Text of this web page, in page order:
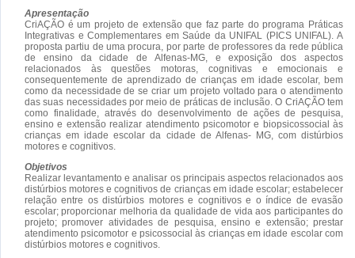
Apresentação
CriAÇÃO é um projeto de extensão que faz parte do programa Práticas
Integrativas e Complementares em Saúde da UNIFAL (PICS UNIFAL). A
proposta partiu de uma procura, por parte de professores da rede pública
de ensino da cidade de Alfenas-MG, e exposição dos aspectos
relacionados às questões motoras, cognitivas e emocionais e
consequentemente de aprendizado de crianças em idade escolar, bem
como da necessidade de se criar um projeto voltado para o atendimento
das suas necessidades por meio de práticas de inclusão. O CriAÇÃO tem
como finalidade, através do desenvolvimento de ações de pesquisa,
ensino e extensão realizar atendimento psicomotor e biopsicossocial às
crianças em idade escolar da cidade de Alfenas- MG, com distúrbios
motores e cognitivos.
Objetivos
Realizar levantamento e analisar os principais aspectos relacionados aos
distúrbios motores e cognitivos de crianças em idade escolar; estabelecer
relação entre os distúrbios motores e cognitivos e o índice de evasão
escolar; proporcionar melhoria da qualidade de vida aos participantes do
projeto; promover atividades de pesquisa, ensino e extensão; prestar
atendimento psicomotor e psicossocial às crianças em idade escolar com
distúrbios motores e cognitivos.